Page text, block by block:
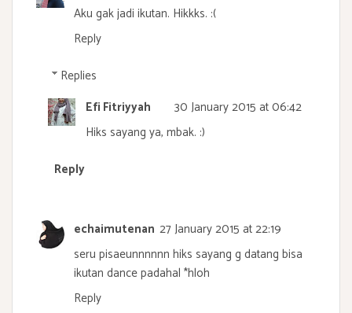
Aku gak jadi ikutan. Hikkks. :(
Reply
Replies
Efi Fitriyyah
30 January 2015 at 06:42
Hiks sayang ya, mbak. :)
Reply
echaimutenan 27 January 2015 at 22:19
seru pisaeunnnnnn hiks sayang g datang bisa
ikutan dance padahal *hloh
Reply